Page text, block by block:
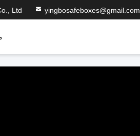
Ltd yingbosafeboxes@gmail.com